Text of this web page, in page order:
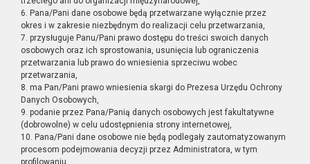
6. Pana/Pani dane osobowe będą przetwarzane wyłącznie przez
okres i w zakresie niezbędnym do realizacji celu przetwarzania,
7. przysługuje Panu/Pani prawo dostępu do treści swoich danych
osobowych oraz ich sprostowania, usunięcia lub ograniczenia
przetwarzania lub prawo do wniesienia sprzeciwu wobec
przetwarzania,
8. ma Pan/Pani prawo wniesienia skargi do Prezesa Urzędu Ochrony
Danych Osobowych,
9. podanie przez Pana/Panią danych osobowych jest fakultatywne
(dobrowolne) w celu udostępnienia strony internetowej,
10. Pana/Pani dane osobowe nie będą podlegały zautomatyzowanym
procesom podejmowania decyzji przez Administratora, w tym
profilowaniu.